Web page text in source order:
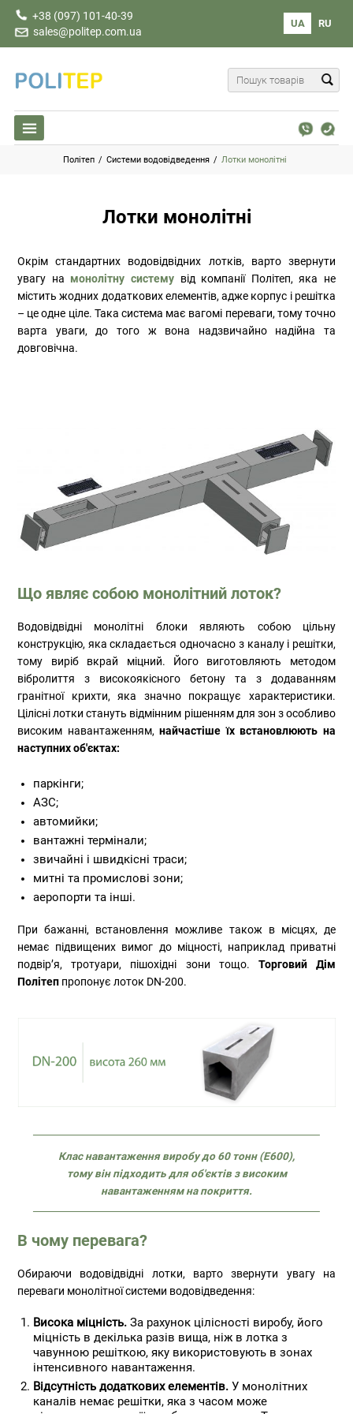
+38 (097) 101-40-39
sales@politep.com.ua
UA RU
Політеп / Системи водовідведення / Лотки монолітні
Лотки монолітні
Окрім стандартних водовідвідних лотків, варто звернути
увагу на монолітну системувід компанії Політеп, яка не
містить жодних додаткових елементів, адже корпус і решітка
– це одне ціле. Така система має вагомі переваги, тому точно
варта уваги, до того ж вона надзвичайно надійна та
довговічна.
Що являє собою монолітний лоток?
Водовідвідні монолітні блоки являють собою цільну
конструкцію, яка складається одночасно з каналу і решітки,
тому виріб вкрай міцний. Його виготовляють методом
вібролиття з високоякісного бетону та з додаванням
гранітної крихти, яка значно покращує характеристики.
Цілісні лотки стануть відмінним рішенням для зон з особливо
високим навантаженням,найчастіше їх встановлюють на
наступних об'єктах:
паркінги;
АЗС;
автомийки;
вантажні термінали;
звичайні і швидкісні траси;
митні та промислові зони;
аеропорти та інші.
При бажанні, встановлення можливе також в місцях, де
немає підвищених вимог до міцності, наприклад приватні
подвір’я, тротуари, пішохідні зони тощо. Торговий Дім
Політеп пропонує лоток DN-200.
Клас навантаження виробу до 60 тонн (Е600),
тому він підходить для об'єктів з високим
навантаженням на покриття.
В чому перевага?
Обираючи водовідвідні лотки, варто звернути увагу на
переваги монолітної системи водовідведення:
Висока міцність.За рахунок цілісності виробу, його
міцність в декілька разів вища, ніж в лотка з
чавунною решіткою, яку використовують в зонах
інтенсивного навантаження.
Відсутність додаткових елементів.У монолітних
каналів немає решітки, яка з часом може